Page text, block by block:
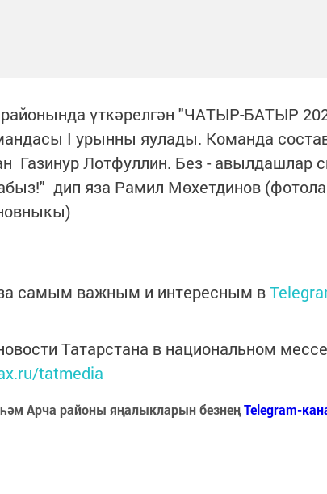
үткәрелгән "ЧАТЫР-БАТЫР
I урынны яулады. Команда
Газинур Лотфуллин. Без - авылдашлар
дип яза Рамил Мөхетдинов
самым важным и интересным в
Татарстана в национальном
tatmedia
Арча районы яңалыкларын безнеңTelegram-